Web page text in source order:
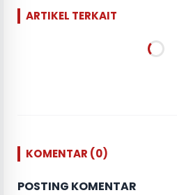
ARTIKEL TERKAIT
KOMENTAR (0)
POSTING KOMENTAR